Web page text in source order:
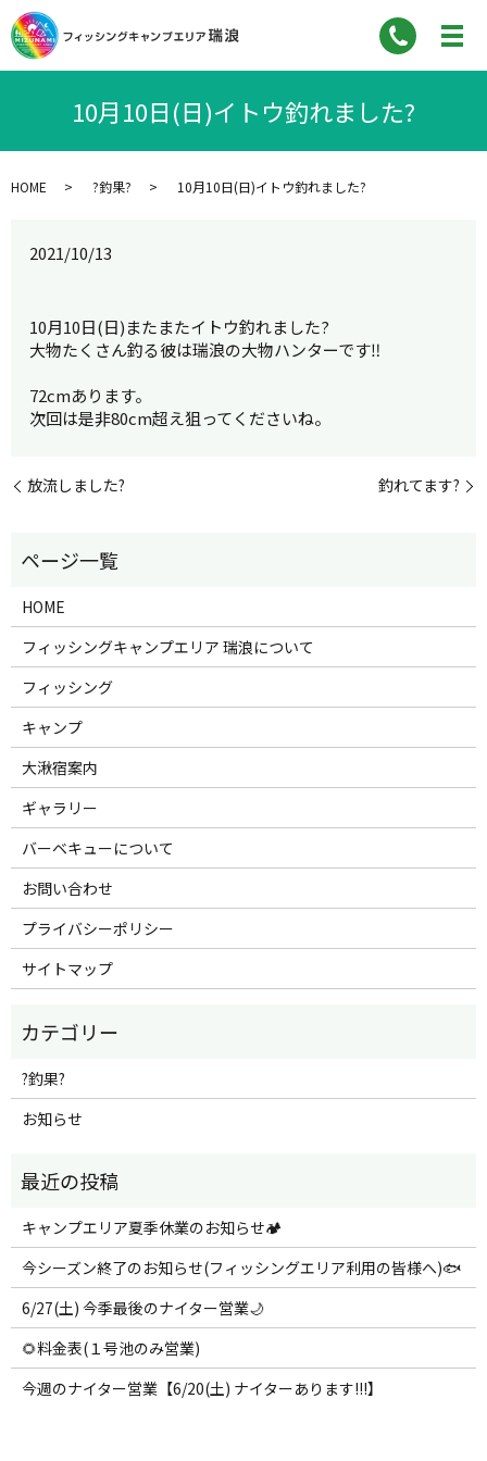
10月10日(日)イトウ釣れました?
HOME ?釣果? 10月10日(日)イトウ釣れました?
2021/10/13
10月10日(日)またまたイトウ釣れました?
大物たくさん釣る彼は瑞浪の大物ハンターです‼︎
72cmあります。
次回は是非80cm超え狙ってくださいね。
放流しました? 釣れてます?
HOME
フィッシングキャンプエリア 瑞浪について
フィッシング
キャンプ
大湫宿案内
ギャラリー
バーベキューについて
お問い合わせ
プライバシーポリシー
サイトマップ
?釣果?
お知らせ
キャンプエリア夏季休業のお知らせ🏕️
今シーズン終了のお知らせ(フィッシングエリア利用の皆様へ)🐟
6/27(土) 今季最後のナイター営業🌙
🌻料金表(１号池のみ営業)
今週のナイター営業【6/20(土) ナイターあります!!!】